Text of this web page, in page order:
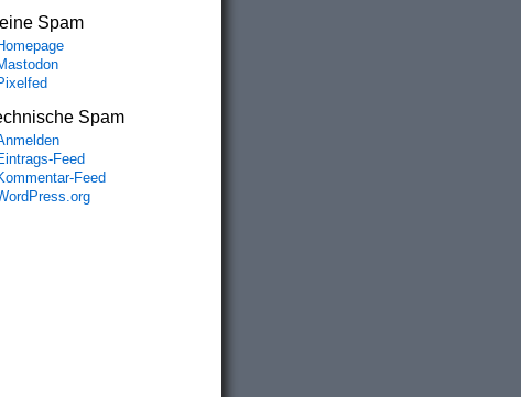
Spam
Spam
Feed
Feed